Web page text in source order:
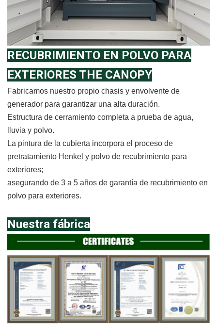
RECUBRIMIENTO EN POLVO PARA
EXTERIORES THE CANOPY
Fabricamos nuestro propio chasis y envolvente de
generador para garantizar una alta duración.
Estructura de cerramiento completa a prueba de agua,
lluvia y polvo.
La pintura de la cubierta incorpora el proceso de
pretratamiento Henkel y polvo de recubrimiento para
exteriores;
asegurando de 3 a 5 años de garantía de recubrimiento en
polvo para exteriores.
Nuestra fábrica